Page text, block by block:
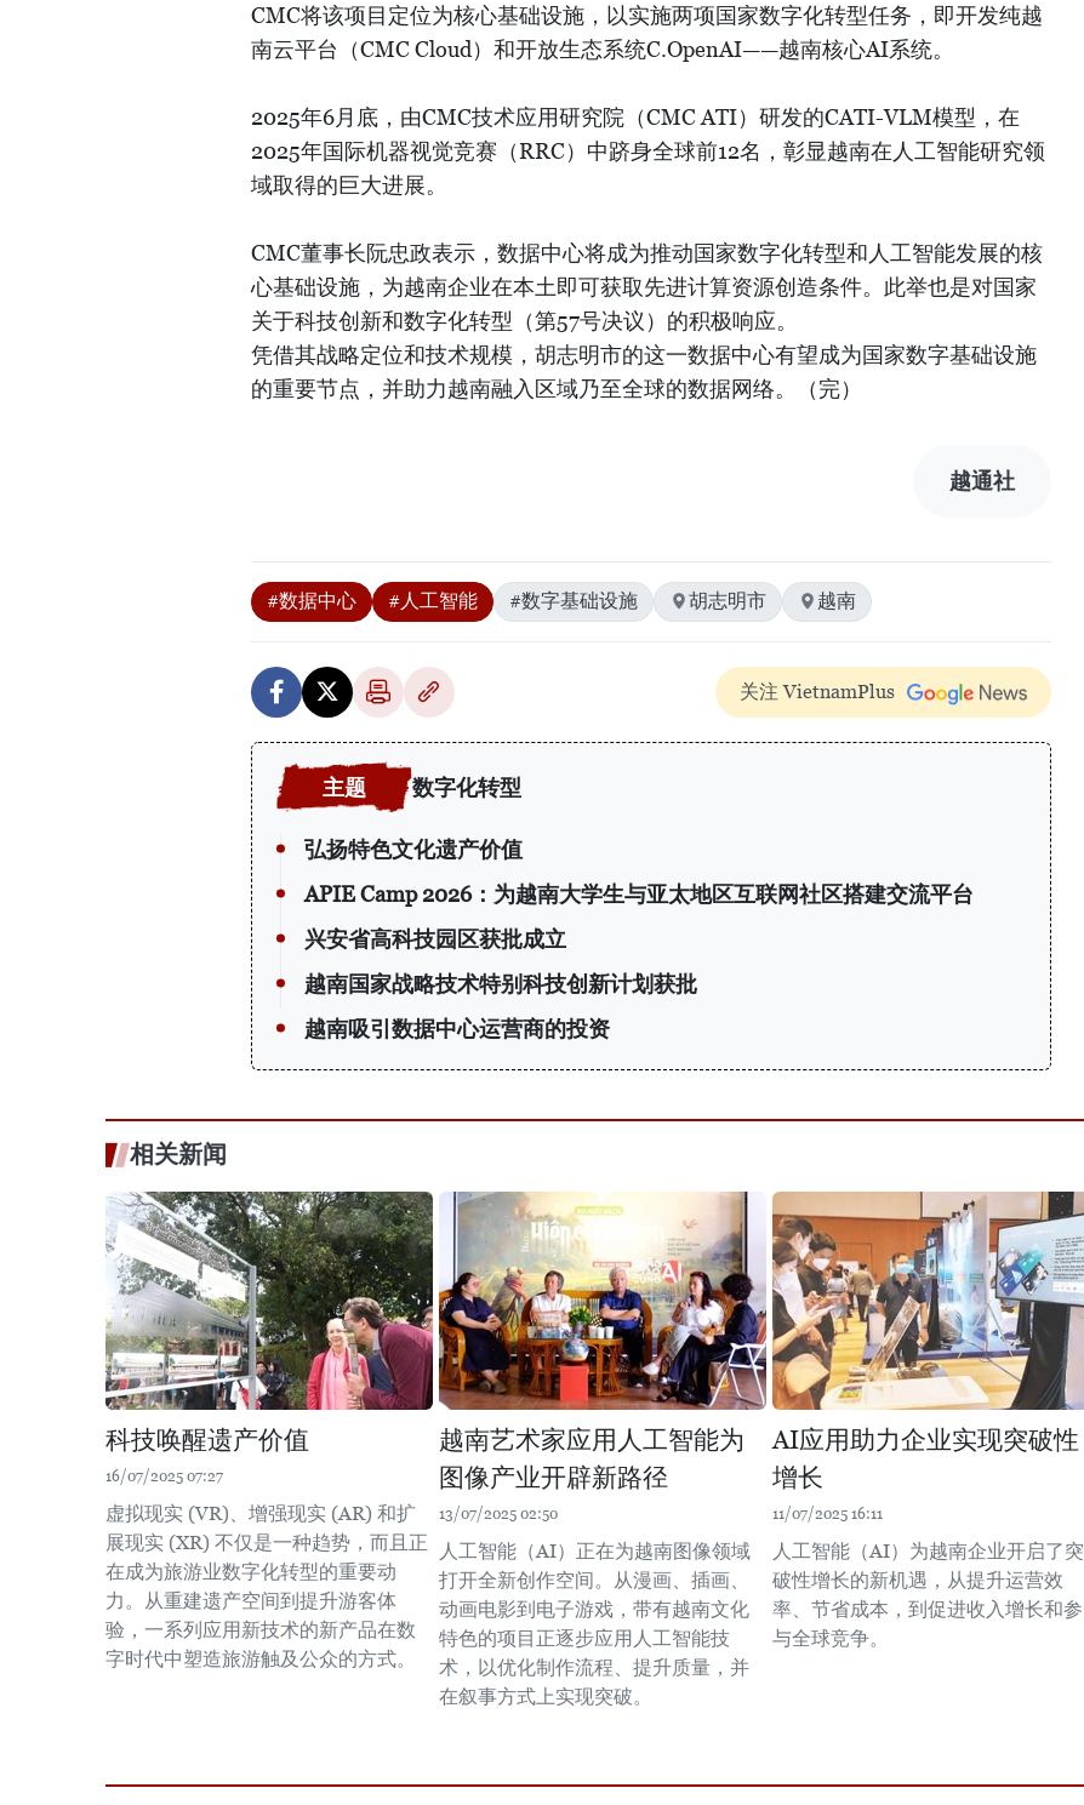
CMC将该项目定位为核心基础设施，以实施两项国家数字化转型任务，即开发纯越
南云平台（CMC Cloud）和开放生态系统C.OpenAI——越南核心AI系统。
2025年6月底，由CMC技术应用研究院（CMC ATI）研发的CATI-VLM模型，在
2025年国际机器视觉竞赛（RRC）中跻身全球前12名，彰显越南在人工智能研究领
域取得的巨大进展。
CMC董事长阮忠政表示，数据中心将成为推动国家数字化转型和人工智能发展的核
心基础设施，为越南企业在本土即可获取先进计算资源创造条件。此举也是对国家
关于科技创新和数字化转型（第57号决议）的积极响应。
凭借其战略定位和技术规模，胡志明市的这一数据中心有望成为国家数字基础设施
的重要节点，并助力越南融入区域乃至全球的数据网络。（完）
越通社
#数据中心 #人工智能 #数字基础设施 胡志明市 越南
关注 VietnamPlus
数字化转型
弘扬特色文化遗产价值
APIE Camp 2026：为越南大学生与亚太地区互联网社区搭建交流平台
兴安省高科技园区获批成立
越南国家战略技术特别科技创新计划获批
越南吸引数据中心运营商的投资
相关新闻
科技唤醒遗产价值
16/07/2025 07:27
虚拟现实 (VR)、增强现实 (AR) 和扩
展现实 (XR) 不仅是一种趋势，而且正
在成为旅游业数字化转型的重要动
力。从重建遗产空间到提升游客体
验，一系列应用新技术的新产品在数
字时代中塑造旅游触及公众的方式。
越南艺术家应用人工智能为
图像产业开辟新路径
13/07/2025 02:50
人工智能（AI）正在为越南图像领域
打开全新创作空间。从漫画、插画、
动画电影到电子游戏，带有越南文化
特色的项目正逐步应用人工智能技
术，以优化制作流程、提升质量，并
在叙事方式上实现突破。
AI应用助力企业实现突破性
增长
11/07/2025 16:11
人工智能（AI）为越南企业开启了突
破性增长的新机遇，从提升运营效
率、节省成本，到促进收入增长和参
与全球竞争。